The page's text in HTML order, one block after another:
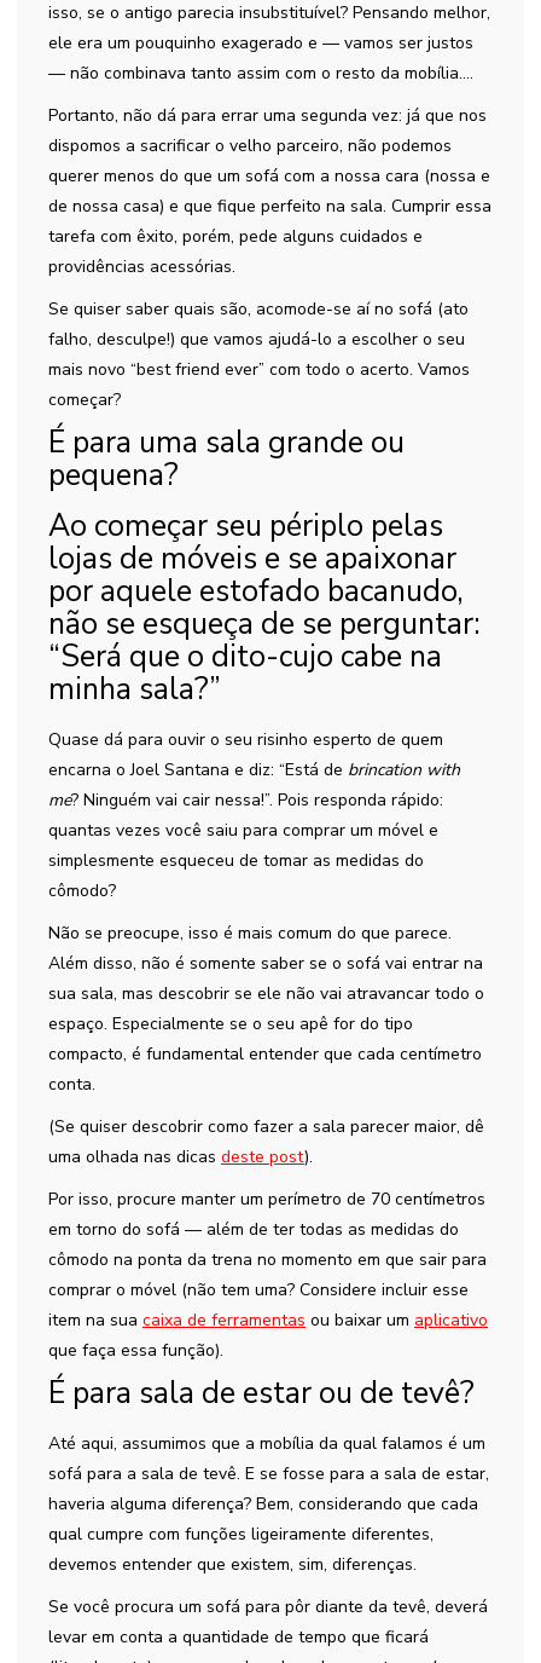
isso, se o antigo parecia insubstituível? Pensando melhor,
ele era um pouquinho exagerado e — vamos ser justos
— não combinava tanto assim com o resto da mobília….
Portanto, não dá para errar uma segunda vez: já que nos
dispomos a sacrificar o velho parceiro, não podemos
querer menos do que um sofá com a nossa cara (nossa e
de nossa casa) e que fique perfeito na sala. Cumprir essa
tarefa com êxito, porém, pede alguns cuidados e
providências acessórias.
Se quiser saber quais são, acomode-se aí no sofá (ato
falho, desculpe!) que vamos ajudá-lo a escolher o seu
mais novo “best friend ever” com todo o acerto. Vamos
começar?
É para uma sala grande ou
pequena?
Ao começar seu périplo pelas
lojas de móveis e se apaixonar
por aquele estofado bacanudo,
não se esqueça de se perguntar:
“Será que o dito-cujo cabe na
minha sala?”
Quase dá para ouvir o seu risinho esperto de quem
encarna o Joel Santana e diz: “Está de brincation with
me? Ninguém vai cair nessa!”. Pois responda rápido:
quantas vezes você saiu para comprar um móvel e
simplesmente esqueceu de tomar as medidas do
cômodo?
Não se preocupe, isso é mais comum do que parece.
Além disso, não é somente saber se o sofá vai entrar na
sua sala, mas descobrir se ele não vai atravancar todo o
espaço. Especialmente se o seu apê for do tipo
compacto, é fundamental entender que cada centímetro
conta.
(Se quiser descobrir como fazer a sala parecer maior, dê
uma olhada nas dicas deste post).
Por isso, procure manter um perímetro de 70 centímetros
em torno do sofá — além de ter todas as medidas do
cômodo na ponta da trena no momento em que sair para
comprar o móvel (não tem uma? Considere incluir esse
item na sua caixa de ferramentas ou baixar um aplicativo
que faça essa função).
É para sala de estar ou de tevê?
Até aqui, assumimos que a mobília da qual falamos é um
sofá para a sala de tevê. E se fosse para a sala de estar,
haveria alguma diferença? Bem, considerando que cada
qual cumpre com funções ligeiramente diferentes,
devemos entender que existem, sim, diferenças.
Se você procura um sofá para pôr diante da tevê, deverá
levar em conta a quantidade de tempo que ficará